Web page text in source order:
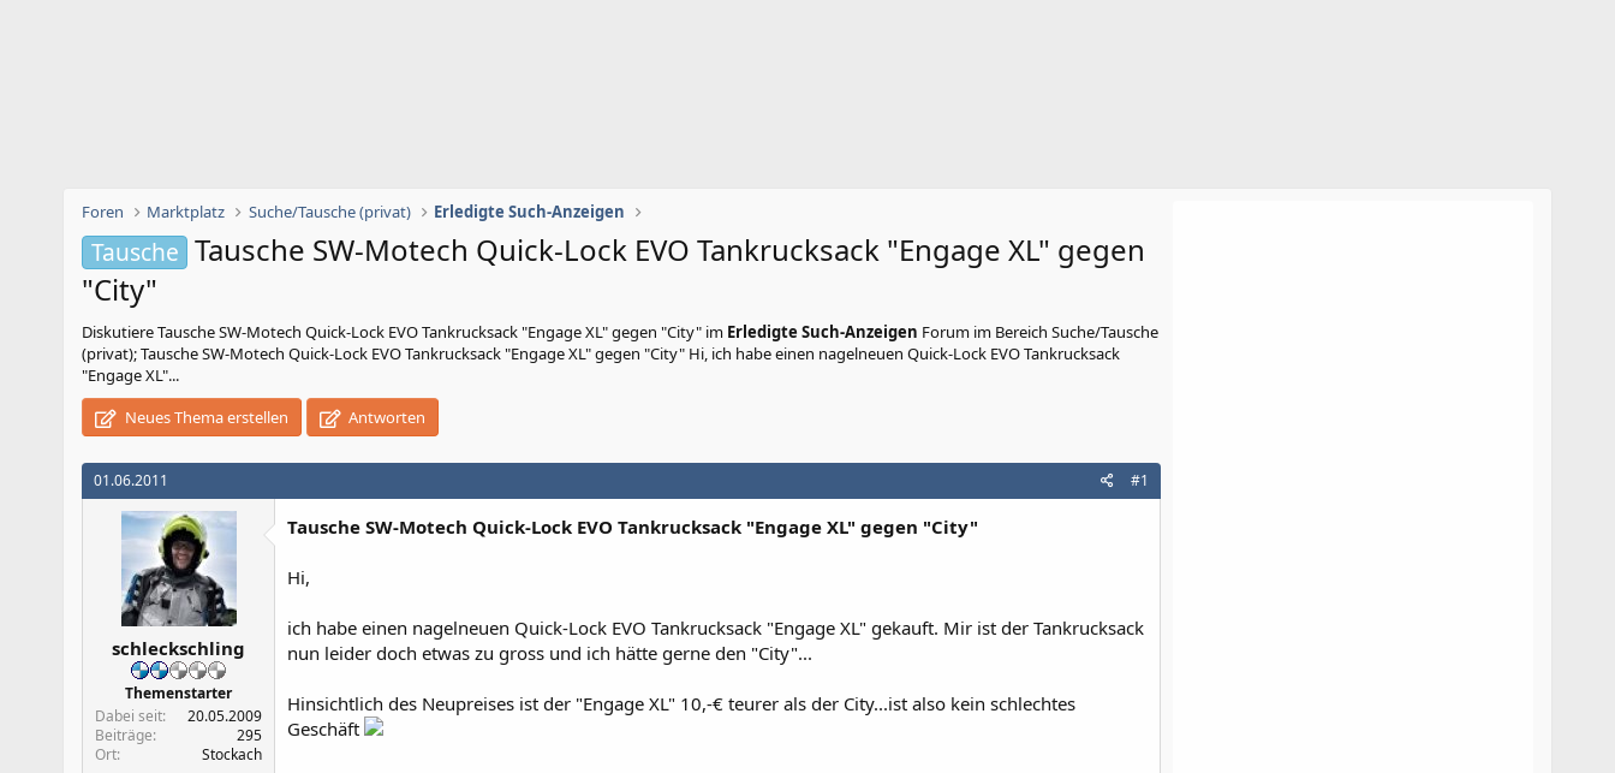
Foren Marktplatz Suche/Tausche (privat) Erledigte Such-Anzeigen
Tausche Tausche SW-Motech Quick-Lock EVO Tankrucksack "Engage XL" gegen
"City"
DiskutiereTausche SW-Motech Quick-Lock EVO Tankrucksack "Engage XL" gegen "City" im Erledigte Such-Anzeigen Forum im Bereich Suche/Tausche
(privat); Tausche SW-Motech Quick-Lock EVO Tankrucksack "Engage XL" gegen "City" Hi, ich habe einen nagelneuen Quick-Lock EVO Tankrucksack
"Engage XL"...
Neues Thema erstellen
Antworten
01.06.2011 #1
schleckschling
Themenstarter
Dabei seit
20.05.2009
Beiträge
295
Ort
Stockach
Tausche SW-Motech Quick-Lock EVO Tankrucksack "Engage XL" gegen "City"
Hi,
ich habe einen nagelneuen Quick-Lock EVO Tankrucksack "Engage XL" gekauft. Mir ist der Tankrucksack
nun leider doch etwas zu gross und ich hätte gerne den "City"...
Hinsichtlich des Neupreises ist der "Engage XL" 10,-€ teurer als der City...ist also kein schlechtes
Geschäft